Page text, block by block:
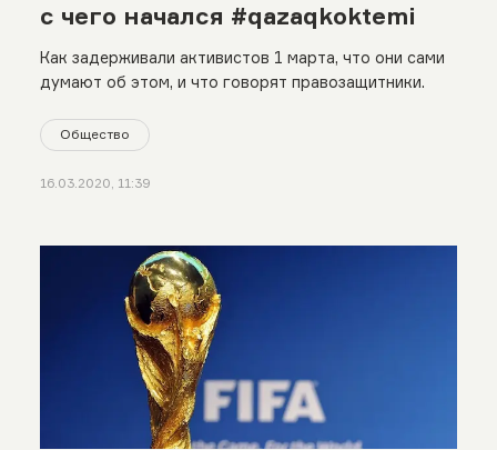
с чего начался #qazaqkoktemi
Как задерживали активистов 1 марта, что они сами
думают об этом, и что говорят правозащитники.
Общество
16.03.2020, 11:39